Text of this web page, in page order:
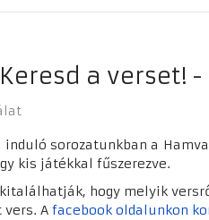
Keresd a verset!
sorozatunkban a
kis játékkal fűszerezve.
hogy melyik
vers. A facebook oldalunkon